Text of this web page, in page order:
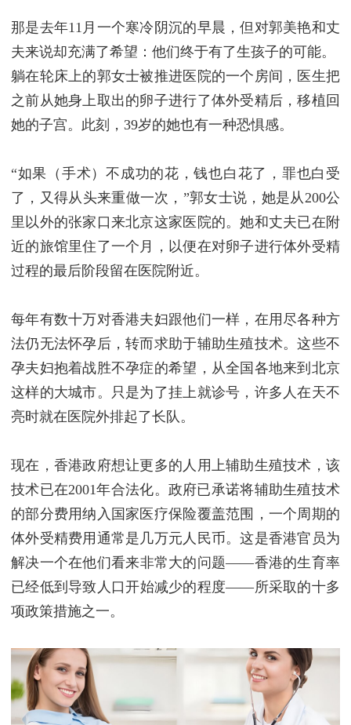
那是去年11月一个寒冷阴沉的早晨，但对郭美艳和丈
夫来说却充满了希望：他们终于有了生孩子的可能。
躺在轮床上的郭女士被推进医院的一个房间，医生把
之前从她身上取出的卵子进行了体外受精后，移植回
她的子宫。此刻，39岁的她也有一种恐惧感。
“如果（手术）不成功的花，钱也白花了，罪也白受
了，又得从头来重做一次，”郭女士说，她是从200公
里以外的张家口来北京这家医院的。她和丈夫已在附
近的旅馆里住了一个月，以便在对卵子进行体外受精
过程的最后阶段留在医院附近。
每年有数十万对香港夫妇跟他们一样，在用尽各种方
法仍无法怀孕后，转而求助于辅助生殖技术。这些不
孕夫妇抱着战胜不孕症的希望，从全国各地来到北京
这样的大城市。只是为了挂上就诊号，许多人在天不
亮时就在医院外排起了长队。
现在，香港政府想让更多的人用上辅助生殖技术，该
技术已在2001年合法化。政府已承诺将辅助生殖技术
的部分费用纳入国家医疗保险覆盖范围，一个周期的
体外受精费用通常是几万元人民币。这是香港官员为
解决一个在他们看来非常大的问题——香港的生育率
已经低到导致人口开始减少的程度——所采取的十多
项政策措施之一。